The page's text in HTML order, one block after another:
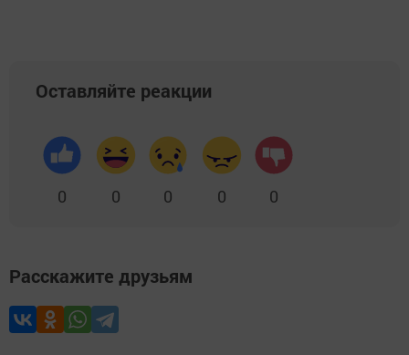
Оставляйте реакции
0 0 0 0 0
Расскажите друзьям